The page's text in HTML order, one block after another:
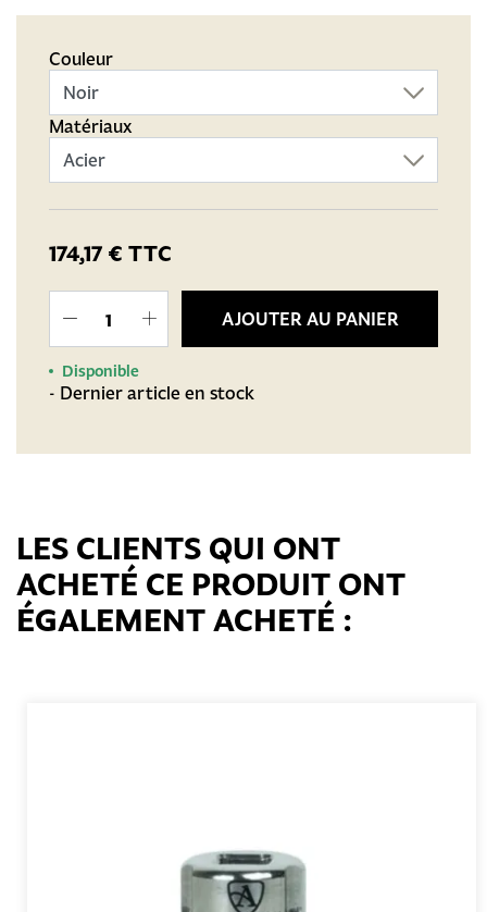
Couleur
Matériaux
174,17 € TTC
AJOUTER AU PANIER
Disponible
- Dernier article en stock
LES CLIENTS QUI ONT
ACHETÉ CE PRODUIT ONT
ÉGALEMENT ACHETÉ :